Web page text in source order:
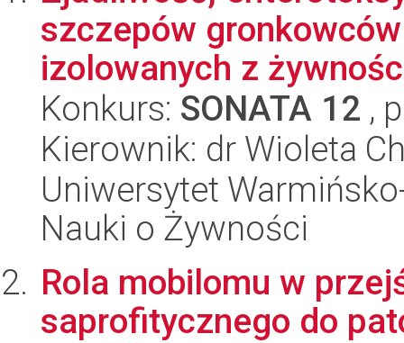
szczepów
izolowanych z
Konkurs: SONATA 12 ,
Kierownik: dr Wioleta
Uniwersytet
Nauki o Żywności
Rola mobilomu w
saprofitycznego do